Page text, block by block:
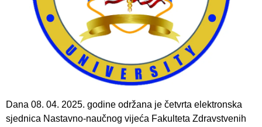
Dana 08. 04. 2025. godine održana je četvrta elektronska
sjednica Nastavno-naučnog vijeća Fakulteta Zdravstvenih